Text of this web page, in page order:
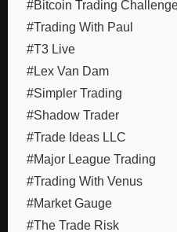
#Bitcoin Trading
#Trading With Paul
#T3 Live
#Lex Van Dam
#Simpler Trading
#Shadow Trader
#Trade Ideas LLC
#Major League Trading
#Trading With Venus
#Market Gauge
#The Trade Risk